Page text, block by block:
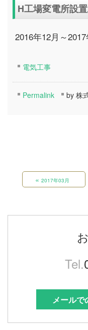
H工場変電所設
2016年12月～
電気工事
Permalink by 株
«2017年03月
Tel.
メールで